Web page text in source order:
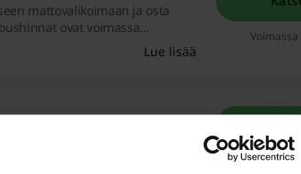
mattovalikoimaan ja osta
ovat voimassa
Lue lisää